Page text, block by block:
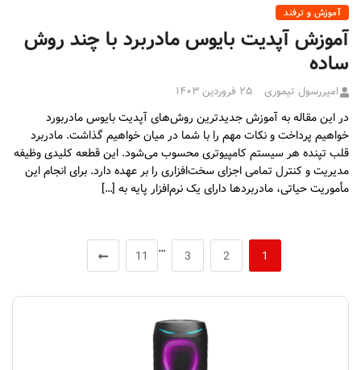
آموزش و ترفند
آموزش آپدیت بایوس مادربرد با چند روش
ساده
امیررسول تیموری ۲۵ فروردین ۱۴۰۳
در این مقاله به آموزش جدیدترین روش‌های آپدیت بایوس مادربورد
خواهیم پرداخت و نکات مهم را با شما در میان خواهیم گذاشت. مادربرد
قلب تپنده هر سیستم کامپیوتری محسوب می‌شود. این قطعه کلیدی وظیفه
مدیریت و کنترل تمامی اجزای سخت‌افزاری را بر عهده دارد. برای انجام این
مأموریت حیاتی، مادربردها دارای یک نرم‌افزار پایه به […]
1
2
3
…
11